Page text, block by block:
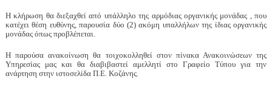
Η κλήρωση θα διεξαχθεί από υπάλληλο της αρμόδιας οργανικής μονάδας , που
κατέχει θέση ευθύνης, παρουσία δύο (2) ακόμη υπαλλήλων της ίδιας οργανικής
μονάδας όπως προβλέπεται.
Η παρούσα ανακοίνωση θα τοιχοκολληθεί στον πίνακα Ανακοινώσεων της
Υπηρεσίας μας και θα διαβιβαστεί αμελλητί στο Γραφείο Τύπου για την
ανάρτηση στην ιστοσελίδα Π.Ε. Κοζάνης.